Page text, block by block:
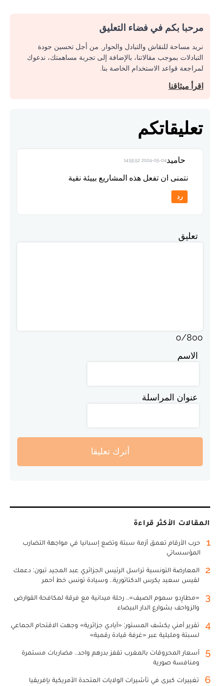
مرحبا بكم في فضاء التعليق
نريد مساحة للنقاش والتبادل والحوار. من أجل تحسين جودة
التبادلات بموجب مقالاتنا، بالإضافة إلى تجربة مساهمتك، ندعوك
لمراجعة قواعد الاستخدام الخاصة بنا.
اقرأ ميثاقنا
تعليقاتكم
حاميد2024-05-04 14:55:52
نتمنى ان تفعل هذه المشاريع بييئة نقية
رد
تعليق
0/800
الاسم
عنوان المراسلة
أترك تعليقا
المقالات الأكثر قراءة
1
حرب الأرقام تعمق أزمة سبتة وتضع إسبانيا في مواجهة التضارب
المؤسساتي
2
المعارضة التونسية تراسل الرئيس الجزائري عبد المجيد تبون: دعمك
لقيس سعيد يكرس الدكتاتورية.. وسيادة تونس خط أحمر
3
«مطارِدو سموم الصيف».. رحلة ميدانية مع فرقة لمكافحة القوارض
والزواحف بشوارع الدار البيضاء
4
تقرير أمني يكشف المستور: «أيادي جزائرية» وجهت الاقتحام الجماعي
لسبتة ومليلية عبر «غرفة قيادة رقمية»
5
أسعار المحروقات بالمغرب تقفز بدرهم واحد.. مضاربات مستمرة
ومنافسة صورية
6 تغييرات كبرى في تأشيرات الولايات المتحدة الأمريكية بإفريقيا